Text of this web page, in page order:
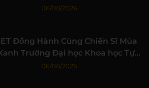
06/08/2026
Đồng Hành Cùng Chiến Sĩ Mùa
Trường Đại học Khoa học Tự
nhiên, ĐHQG-HCM
06/08/2026